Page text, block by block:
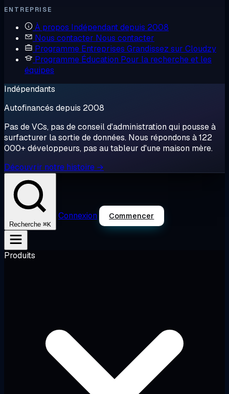
ENTREPRISE
À propos Indépendant depuis 2008
Nous contacter Nous contacter
Programme Entreprises Grandissez sur Cloudzy
Programme Éducation Pour la recherche et les
équipes
Indépendants
Autofinancés depuis 2008
Pas de VCs, pas de conseil d'administration qui pousse à
surfacturer la sortie de données. Nous répondons à 122
000+ développeurs, pas au tableur d'une maison mère.
Découvrir notre histoire →
Recherche ⌘K
Connexion Commencer
Produits